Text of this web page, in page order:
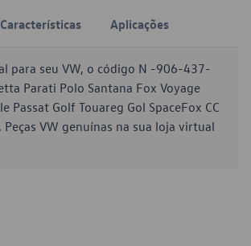
Características Aplicações
para seu VW, o código N -906-437-
Parati Polo Santana Fox Voyage
Passat Golf Touareg Gol SpaceFox CC
Peças VW genuínas na sua loja virtual